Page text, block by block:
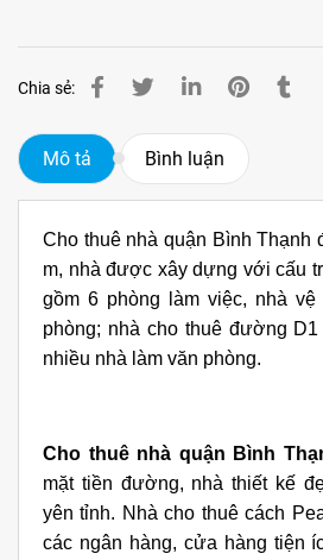
Chia sẻ:
Mô tả Bình luận
Cho thuê nhà quận Bình Thạnh
m, nhà được xây dựng với cấu
gồm 6 phòng làm việc, nhà
phòng; nhà cho thuê đường
nhiều nhà làm văn phòng.
Cho thuê nhà quận Bình
mặt tiền đường, nhà thiết kế
yên tỉnh. Nhà cho thuê cách
các ngân hàng, cửa hàng tiện